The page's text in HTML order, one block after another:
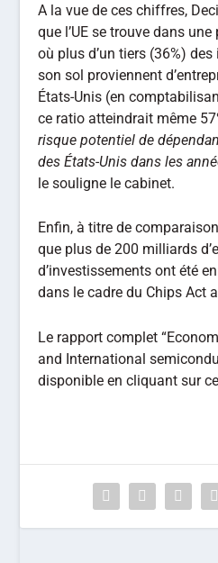
A la vue de ces chiffres,
que l’UE se trouve dans
où plus d’un tiers (36%)
son sol proviennent
États-Unis (en
ce ratio atteindrait même
risque potentiel de
des États-Unis dans les
le souligne le cabinet.
Enfin, à titre de
que plus de 200 milliards
d’investissements ont été
dans le cadre du Chips Act
Le rapport complet
and International
disponible en cliquant sur ce